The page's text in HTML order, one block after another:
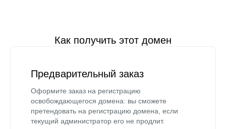
Как получить этот домен
Предварительный заказ
Оформите заказ на регистрацию
освобождающегося домена: вы сможете
претендовать на регистрацию домена, если
текущий администратор его не продлит.